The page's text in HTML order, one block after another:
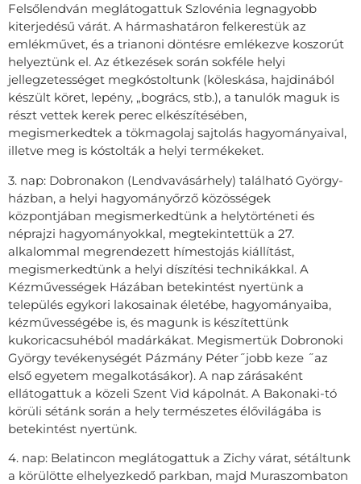
Felsőlendván meglátogattuk Szlovénia legnagyobb
kiterjedésű várát. A hármashatáron felkerestük az
emlékművet, és a trianoni döntésre emlékezve koszorút
helyeztünk el. Az étkezések során sokféle helyi
jellegzetességet megkóstoltunk (köleskása, hajdinából
készült köret, lepény, „bogrács, stb.), a tanulók maguk is
részt vettek kerek perec elkészítésében,
megismerkedtek a tökmagolaj sajtolás hagyományaival,
illetve meg is kóstolták a helyi termékeket.
3. nap: Dobronakon (Lendvavásárhely) található György-
házban, a helyi hagyományőrző közösségek
központjában megismerkedtünk a helytörténeti és
néprajzi hagyományokkal, megtekintettük a 27.
alkalommal megrendezett hímestojás kiállítást,
megismerkedtünk a helyi díszítési technikákkal. A
Kézművességek Házában betekintést nyertünk a
település egykori lakosainak életébe, hagyományaiba,
kézművességébe is, és magunk is készítettünk
kukoricacsuhéból madárkákat. Megismertük Dobronoki
György tevékenységét Pázmány Péter˝jobb keze ˝az
első egyetem megalkotásákor). A nap zárásaként
ellátogattuk a közeli Szent Vid kápolnát. A Bakonaki-tó
körüli sétánk során a hely természetes élővilágába is
betekintést nyertünk.
4. nap: Belatincon meglátogattuk a Zichy várat, sétáltunk
a körülötte elhelyezkedő parkban, majd Muraszombaton